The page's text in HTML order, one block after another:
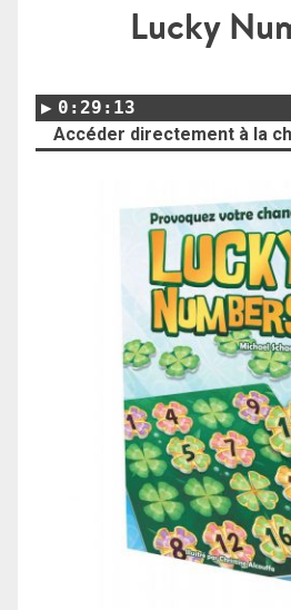
Lucky
0:29:13
Accéder directement à la